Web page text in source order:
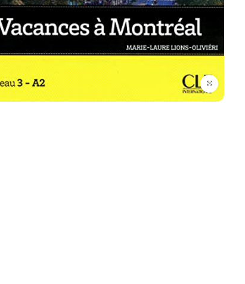
برای بزرگنمایی کلیک کنید